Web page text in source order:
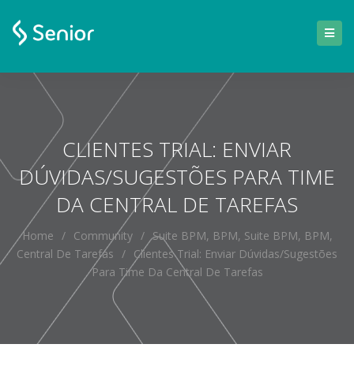
CLIENTES TRIAL: ENVIAR
DÚVIDAS/SUGESTÕES PARA TIME
DA CENTRAL DE TAREFAS
Home / Community / Suite BPM, BPM, Suite BPM, BPM,
Central De Tarefas / Clientes Trial: Enviar Dúvidas/sugestões
Para Time Da Central De Tarefas